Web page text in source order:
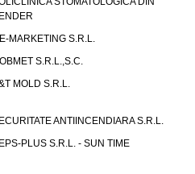
MARKETING S.R.L.
S.R.L.,S.C.
MOLD S.R.L.
ANTIINCENDIARA S.R.L.
PLUS S.R.L. - SUN TIME